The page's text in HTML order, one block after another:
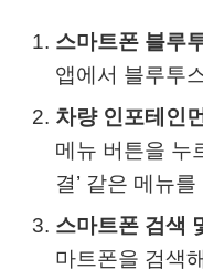
스마트폰 블루
앱에서 블루투
차량 인포테인
메뉴 버튼을 누
결’ 같은 메뉴
스마트폰 검색
마트폰을 검색